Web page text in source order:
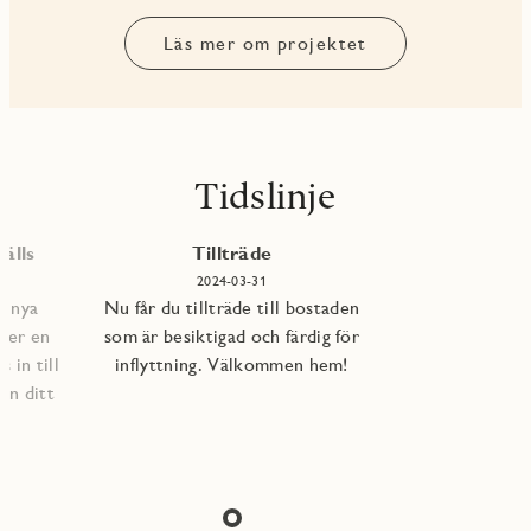
Läs mer om projektet
Tidslinje
nya
en
in till
ditt
Tillträde
2024-03-31
Nu får du tillträde till bostaden
som är besiktigad och färdig för
inflyttning. Välkommen hem!